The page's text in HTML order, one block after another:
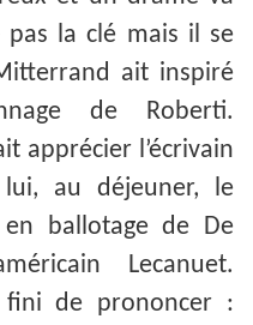
pas la clé mais il se
ait inspiré
de Roberti.
apprécier l’écrivain
lui, au déjeuner, le
ballotage de De
Lecanuet.
fini de prononcer :